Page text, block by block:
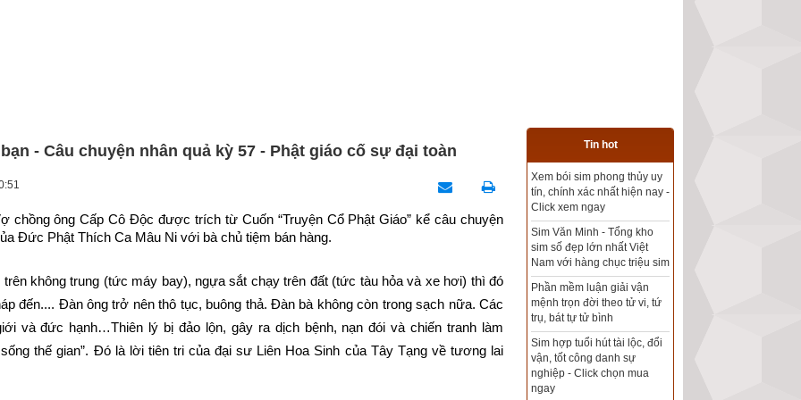
- Câu chuyện nhân quả kỳ 57 - Phật giáo cố sự đại toàn
chồng ông Cấp Cô Độc được trích từ Cuốn “Truyện Cổ Phật Giáo” kể câu chuyện
Đức Phật Thích Ca Mâu Ni với bà chủ tiệm bán hàng.
trên không trung (tức máy bay), ngựa sắt chạy trên đất (tức tàu hỏa và xe hơi) thì đó
đến.... Đàn ông trở nên thô tục, buông thả. Đàn bà không còn trong sạch nữa. Các
và đức hạnh…Thiên lý bị đảo lộn, gây ra dịch bệnh, nạn đói và chiến tranh làm
thế gian”. Đó là lời tiên tri của đại sư Liên Hoa Sinh của Tây Tạng về tương lai
Tin hot
Tổng kho sim phong thủy -
Sim hợp tuổi - Sim hợp
Xem bói sim phong thủy
theo khoa học tử vi, tứ trụ
chính xác nhất
Mua sim Thần tài, Thần tài
theo bạn! Giao sim miễn phí
Xem ngày đẹp - chọn ngày
tốt khởi sự theo kinh dịch
chính xác nhất